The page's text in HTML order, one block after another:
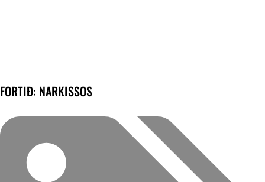
FORTIÐ: NARKISSOS